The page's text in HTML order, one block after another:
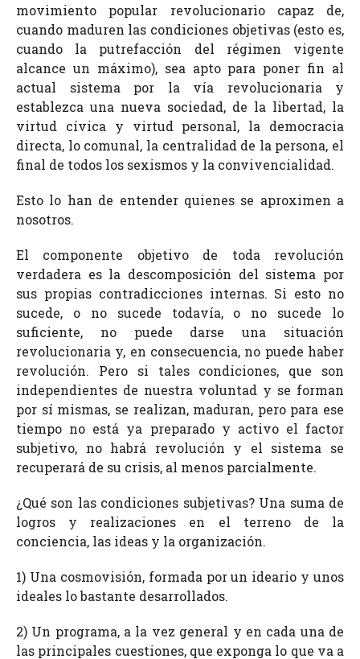
movimiento popular revolucionario capaz de,
cuando maduren las condiciones objetivas (esto es,
cuando la putrefacción del régimen vigente
alcance un máximo), sea apto para poner fin al
actual sistema por la vía revolucionaria y
establezca una nueva sociedad, de la libertad, la
virtud cívica y virtud personal, la democracia
directa, lo comunal, la centralidad de la persona, el
final de todos los sexismos y la convivencialidad.
Esto lo han de entender quienes se aproximen a
nosotros.
El componente objetivo de toda revolución
verdadera es la descomposición del sistema por
sus propias contradicciones internas. Si esto no
sucede, o no sucede todavía, o no sucede lo
suficiente, no puede darse una situación
revolucionaria y, en consecuencia, no puede haber
revolución. Pero si tales condiciones, que son
independientes de nuestra voluntad y se forman
por sí mismas, se realizan, maduran, pero para ese
tiempo no está ya preparado y activo el factor
subjetivo, no habrá revolución y el sistema se
recuperará de su crisis, al menos parcialmente.
¿Qué son las condiciones subjetivas? Una suma de
logros y realizaciones en el terreno de la
conciencia, las ideas y la organización.
1) Una cosmovisión, formada por un ideario y unos
ideales lo bastante desarrollados.
2) Un programa, a la vez general y en cada una de
las principales cuestiones, que exponga lo que va a